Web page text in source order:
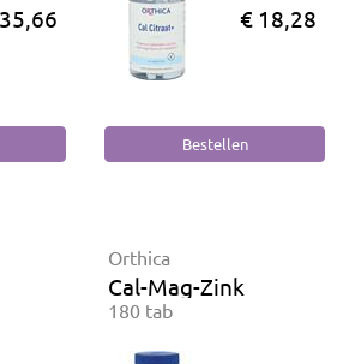
€ 18,28
Orthica
Cal-Mag-Zink
180 tab